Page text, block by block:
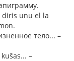
unu el la
тело... –
–